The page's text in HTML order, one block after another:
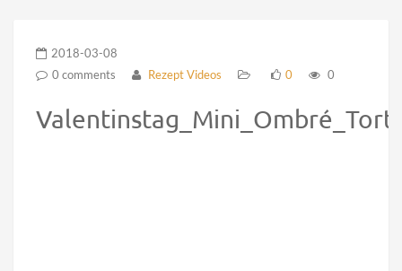
2018-03-08
0 comments
Rezept Videos 0 0